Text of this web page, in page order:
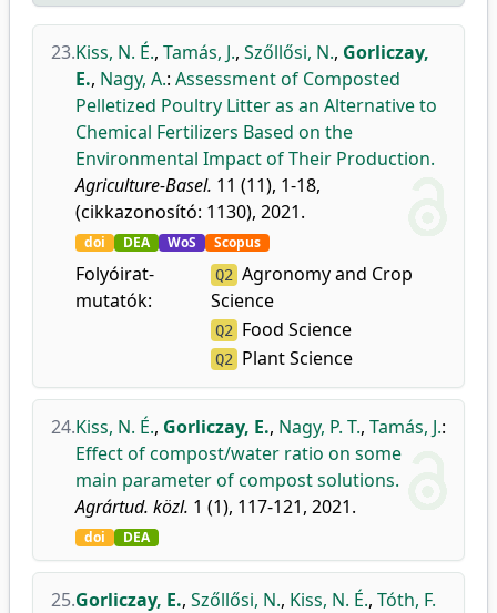
23.Kiss, N. É., Tamás, J., Szőllősi, N., Gorliczay,
E., Nagy, A.: Assessment of Composted
Pelletized Poultry Litter as an Alternative to
Chemical Fertilizers Based on the
Environmental Impact of Their Production.
Agriculture-Basel. 11 (11), 1-18,
(cikkazonosító: 1130), 2021.
doi DEA WoS Scopus
Folyóirat-
mutatók:
Q2 Agronomy and Crop
Science
Q2 Food Science
Q2 Plant Science
24.Kiss, N. É., Gorliczay, E., Nagy, P. T., Tamás, J.:
Effect of compost/water ratio on some
main parameter of compost solutions.
Agrártud. közl. 1 (1), 117-121, 2021.
doi DEA
25.Gorliczay, E., Szőllősi, N., Kiss, N. É., Tóth, F.